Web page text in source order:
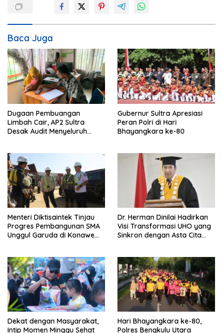
s
i
p
o
s
Baca Juga
Dugaan Pembuangan
Limbah Cair, AP2 Sultra
Desak Audit Menyeluruh
Hukum
Gubernur Sultra Apresiasi
Peran Polri di Hari
Bhayangkara ke-80
Menteri Diktisaintek Tinjau
Progres Pembangunan SMA
Unggul Garuda di Konawe
Dr. Herman Dinilai Hadirkan
Visi Transformasi UHO yang
Sinkron dengan Asta Cita
Dekat dengan Masyarakat,
Intip Momen Minggu Sehat
Hari Bhayangkara ke-80,
Polres Bengkulu Utara